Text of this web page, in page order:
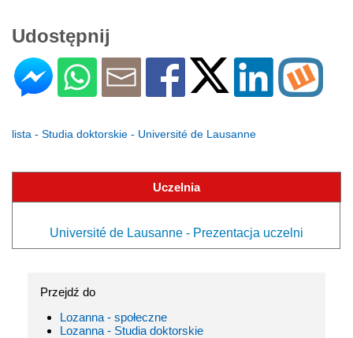
Udostępnij
lista - Studia doktorskie - Université de Lausanne
Uczelnia
Université de Lausanne - Prezentacja uczelni
Przejdź do
Lozanna - społeczne
Lozanna - Studia doktorskie